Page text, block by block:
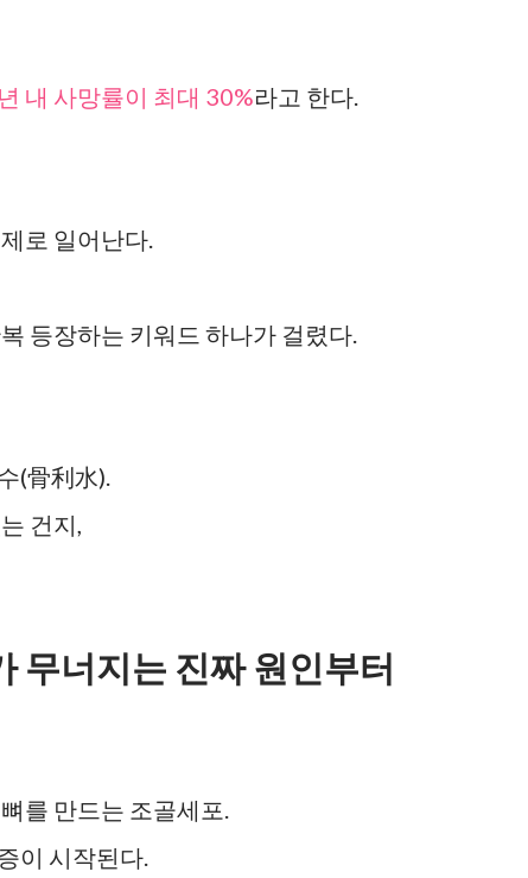
내 사망률이 최대 30%라고 한다.
로 일어난다.
등장하는 키워드 하나가 걸렸다.
(骨利水).
건지,
무너지는 진짜 원인부터
를 만드는 조골세포.
이 시작된다.